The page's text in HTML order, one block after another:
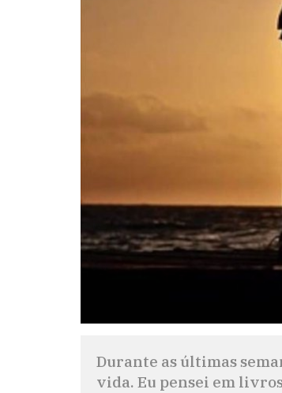
Durante as últimas
vida. Eu pensei em